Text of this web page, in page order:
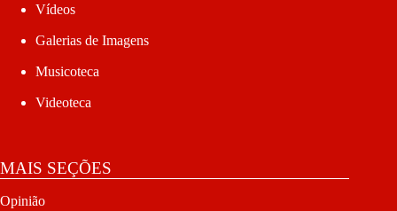
Vídeos
Galerias de Imagens
Musicoteca
Videoteca
MAIS SEÇÕES
Opinião